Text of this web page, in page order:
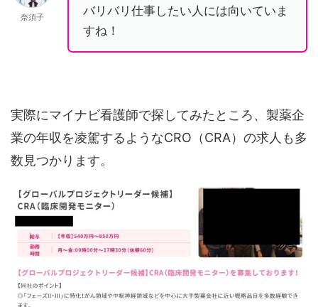
奈須子
バリバリ仕事したい人には向いていま
すね！
実際にマイナビ看護師で探してみたところ、製薬企
業の年収を凌駕するようなCRO（CRA）の求人も多
数見つかります。